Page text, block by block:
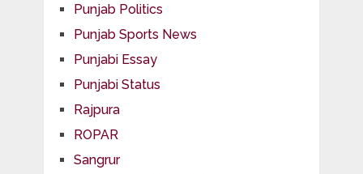
Punjab Politics
Punjab Sports News
Punjabi Essay
Punjabi Status
Rajpura
ROPAR
Sangrur